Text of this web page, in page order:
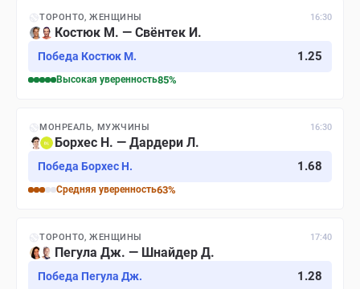
ТОРОНТО, ЖЕНЩИНЫ 16:30
Костюк М. — Свёнтек И.
Победа Костюк М. 1.25
Высокая уверенность85%
МОНРЕАЛЬ, МУЖЧИНЫ 16:30
Борхес Н. — Дардери Л.
Победа Борхес Н. 1.68
Средняя уверенность63%
ТОРОНТО, ЖЕНЩИНЫ 17:40
Пегула Дж. — Шнайдер Д.
Победа Пегула Дж. 1.28